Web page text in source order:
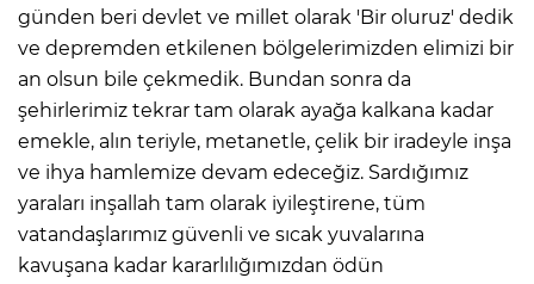
günden beri devlet ve millet olarak 'Bir oluruz' dedik
ve depremden etkilenen bölgelerimizden elimizi bir
an olsun bile çekmedik. Bundan sonra da
şehirlerimiz tekrar tam olarak ayağa kalkana kadar
emekle, alın teriyle, metanetle, çelik bir iradeyle inşa
ve ihya hamlemize devam edeceğiz. Sardığımız
yaraları inşallah tam olarak iyileştirene, tüm
vatandaşlarımız güvenli ve sıcak yuvalarına
kavuşana kadar kararlılığımızdan ödün